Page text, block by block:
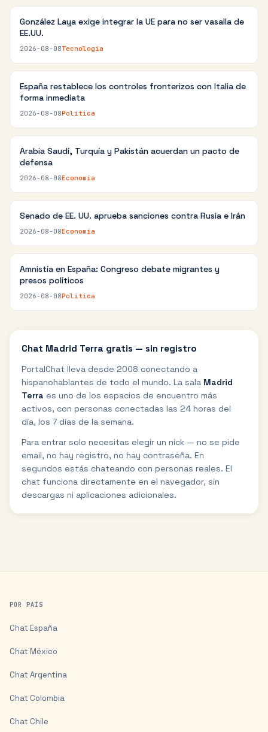
González Laya exige integrar la UE para no ser vasalla de
EE.UU.
2026-08-08Tecnología
España restablece los controles fronterizos con Italia de
forma inmediata
2026-08-08Política
Arabia Saudí, Turquía y Pakistán acuerdan un pacto de
defensa
2026-08-08Economía
Senado de EE. UU. aprueba sanciones contra Rusia e Irán
2026-08-08Economía
Amnistía en España: Congreso debate migrantes y
presos políticos
2026-08-08Política
Chat Madrid Terra gratis — sin registro
PortalChat lleva desde 2008 conectando a
hispanohablantes de todo el mundo. La sala Madrid
Terra es uno de los espacios de encuentro más
activos, con personas conectadas las 24 horas del
día, los 7 días de la semana.
Para entrar solo necesitas elegir un nick — no se pide
email, no hay registro, no hay contraseña. En
segundos estás chateando con personas reales. El
chat funciona directamente en el navegador, sin
descargas ni aplicaciones adicionales.
POR PAÍS
Chat España
Chat México
Chat Argentina
Chat Colombia
Chat Chile